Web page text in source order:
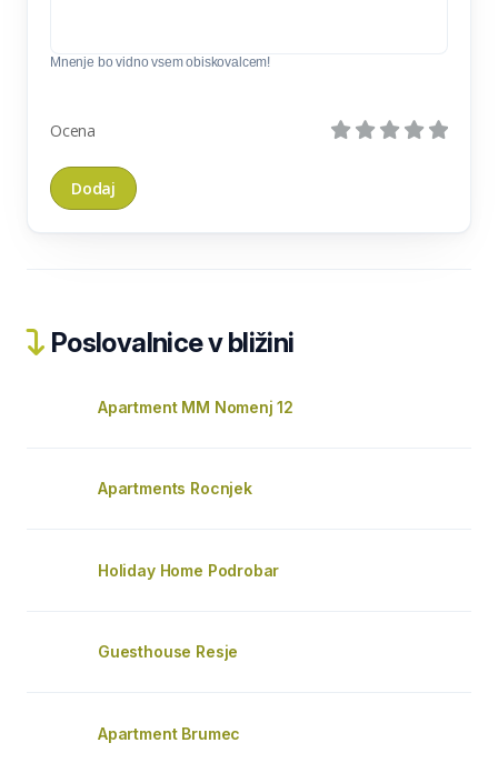
Mnenje bo vidno vsem obiskovalcem!
Ocena
Poslovalnice v bližini
Apartment MM Nomenj 12
Apartments Rocnjek
Holiday Home Podrobar
Guesthouse Resje
Apartment Brumec